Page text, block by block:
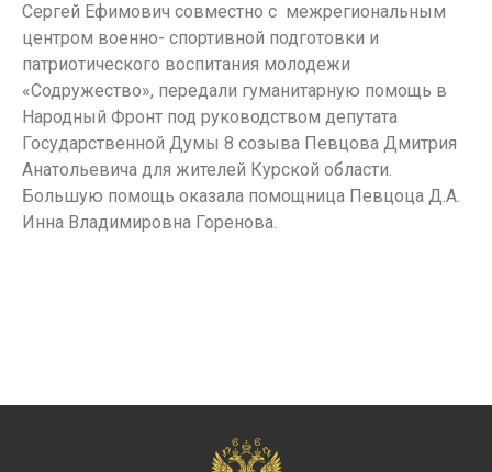
Сергей Ефимович совместно с межрегиональным
центром военно- спортивной подготовки и
патриотического воспитания молодежи
«Содружество», передали гуманитарную помощь в
Народный Фронт под руководством депутата
Государственной Думы 8 созыва Певцова Дмитрия
Анатольевича для жителей Курской области.
Большую помощь оказала помощница Певцоца Д.А.
Инна Владимировна Горенова.